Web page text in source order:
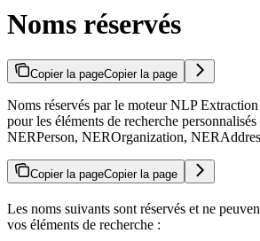
Noms réservés
Copier la pageCopier la page
Noms réservés par le moteur NLP
pour les éléments de recherche
NERPerson, NEROrganization,
Copier la pageCopier la page
Les noms suivants sont réservés et ne
vos éléments de recherche :